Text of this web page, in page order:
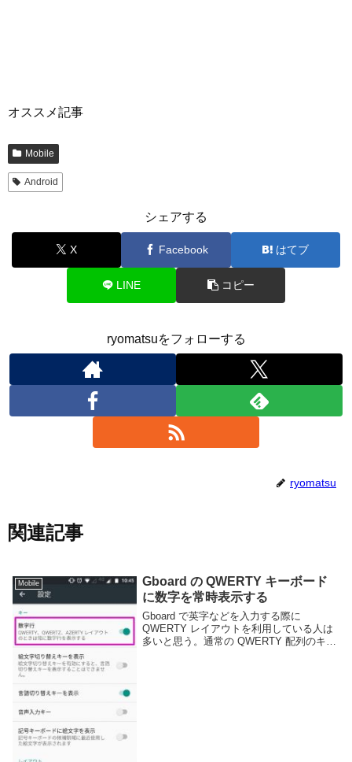
オススメ記事
Mobile
Android
シェアする
X Facebook はてブ
LINE コピー
ryomatsuをフォローする
ryomatsu
関連記事
Mobile
Gboard の QWERTY キーボード
に数字を常時表示する
Gboard で英字などを入力する際に
QWERTY レイアウトを利用している人は
多いと思う。通常の QWERTY 配列のキー